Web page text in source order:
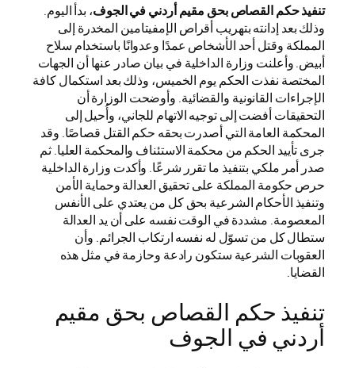
تنفيذ حكم القصاص بحق مقيم أردني في الجوف، بدأ اليوم.
وذلك بعد إدانته بتهريب أقراص الإمفيتامين المخدرة إلى
المملكة وقتل أحد الأشخاص عمدًا وعدوانًا باستخدام سلاح
أبيض. وأعلنت وزارة الداخلية في بيان صادر عنها أن الجهات
المختصة نفذت الحكم يوم الخميس، وذلك بعد استكمال كافة
الإجراءات القانونية والقضائية. وأوضحت الوزارة أن
التحقيقات أفضت إلى توجيه الاتهام للجاني، وأُحيل إلى
المحكمة العامة التي أصدرت بحقه حكم القتل قصاصًا. وقد
جرى تأييد الحكم من محكمة الاستئناف والمحكمة العليا. ثم
صدر أمر ملكي بتنفيذ ما تقرر شرعًا. وأكدت وزارة الداخلية
حرص حكومة المملكة على تحقيق العدالة وحماية الأمن
وتنفيذ الأحكام الشرعية بحق كل من يعتدي على الأنفس
المعصومة. مشددة في الوقت نفسه على أن يد العدالة
ستطال كل من تسوّل له نفسه ارتكاب الجرائم. وأن
العقوبات الشرعية ستكون رادعة وحازمة في مثل هذه
القضايا.
تنفيذ حكم القصاص بحق مقيم
أردني في الجوف